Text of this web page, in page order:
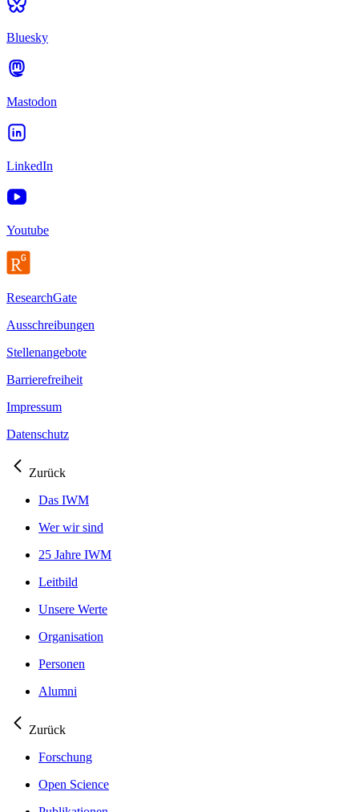
Bluesky
Mastodon
LinkedIn
Youtube
ResearchGate
Ausschreibungen
Stellenangebote
Barrierefreiheit
Impressum
Datenschutz
Zurück
Das IWM
Wer wir sind
25 Jahre IWM
Leitbild
Unsere Werte
Organisation
Personen
Alumni
Zurück
Forschung
Open Science